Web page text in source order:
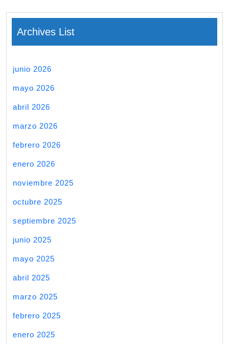
Archives List
junio 2026
mayo 2026
abril 2026
marzo 2026
febrero 2026
enero 2026
noviembre 2025
octubre 2025
septiembre 2025
junio 2025
mayo 2025
abril 2025
marzo 2025
febrero 2025
enero 2025